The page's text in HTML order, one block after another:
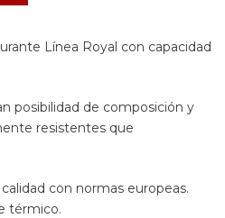
Línea Royal con capacidad
posibilidad de composición y
resistentes que
con normas europeas.
térmico.